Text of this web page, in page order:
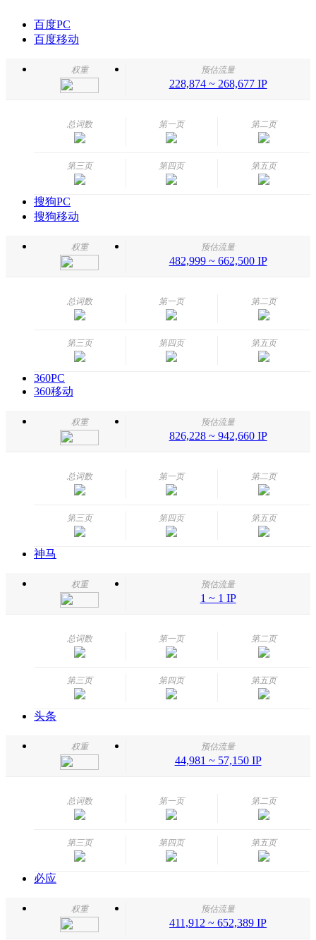
百度PC
百度移动
权重 预估流量
228,874 ~ 268,677 IP
总词数 第一页 第二页
第三页 第四页 第五页
搜狗PC
搜狗移动
权重 预估流量
482,999 ~ 662,500 IP
总词数 第一页 第二页
第三页 第四页 第五页
360PC
360移动
权重 预估流量
826,228 ~ 942,660 IP
总词数 第一页 第二页
第三页 第四页 第五页
神马
权重 预估流量
1 ~ 1 IP
总词数 第一页 第二页
第三页 第四页 第五页
头条
权重 预估流量
44,981 ~ 57,150 IP
总词数 第一页 第二页
第三页 第四页 第五页
必应
权重 预估流量
411,912 ~ 652,389 IP